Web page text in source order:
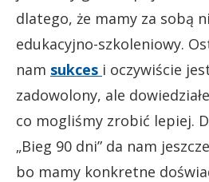
dlatego, że mamy za sobą
edukacyjno-szkoleniowy.
nam sukces i oczywiście
zadowolony, ale
co mogliśmy zrobić lepiej.
„Bieg 90 dni” da nam
bo mamy konkretne